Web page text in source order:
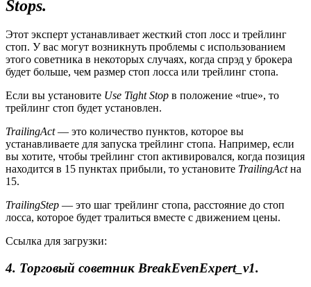
Stops.
Этот эксперт устанавливает жесткий стоп лосс и трейлинг
стоп. У вас могут возникнуть проблемы с использованием
этого советника в некоторых случаях, когда спрэд у брокера
будет больше, чем размер стоп лосса или трейлинг стопа.
Если вы установите Use Tight Stop в положение «true», то
трейлинг стоп будет установлен.
TrailingAct— это количество пунктов, которое вы
устанавливаете для запуска трейлинг стопа. Например, если
вы хотите, чтобы трейлинг стоп активировался, когда позиция
находится в 15 пунктах прибыли, то установите TrailingActна
15.
TrailingStep — это шаг трейлинг стопа, расстояние до стоп
лосса, которое будет тралиться вместе с движением цены.
Ссылка для загрузки:
4. Торговый советник BreakEvenExpert_v1.